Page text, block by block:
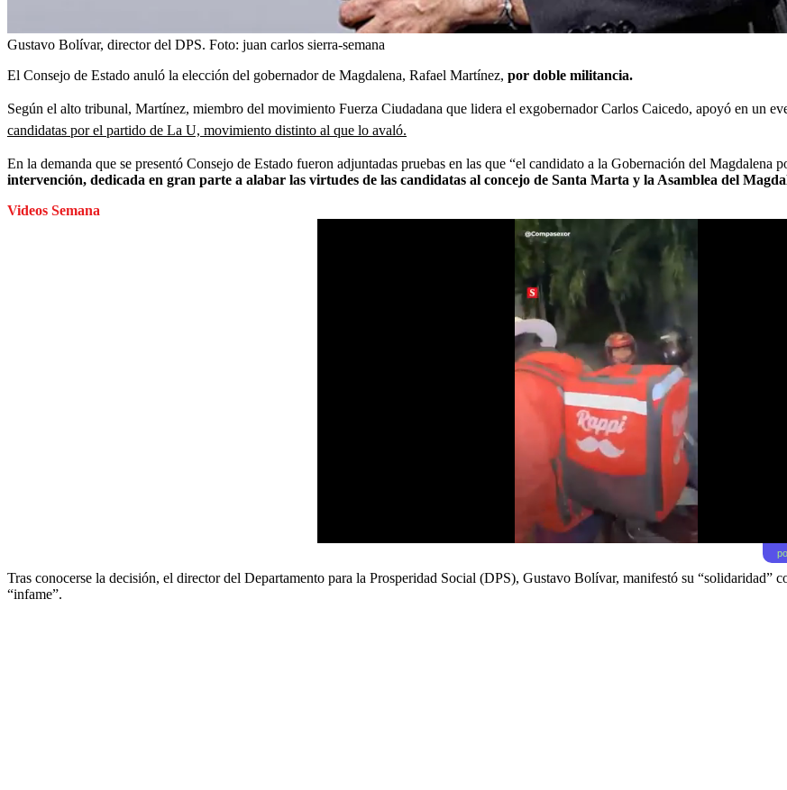
Gustavo Bolívar, director del DPS. Foto: juan carlos sierra-semana
El Consejo de Estado anuló la elección del gobernador de Magdalena, Rafael Martínez, por doble militancia.
Según el alto tribunal, Martínez, miembro del movimiento Fuerza Ciudadana que lidera el exgobernador Carlos Caicedo, apoyó en un
candidatas por el partido de La U, movimiento distinto al que lo avaló.
En la demanda que se presentó Consejo de Estado fueron adjuntadas pruebas en las que “el candidato a la Gobernación del Magdalena
intervención, dedicada en gran parte a alabar las virtudes de las candidatas al concejo de Santa Marta y la Asamblea del
Videos Semana
Tras conocerse la decisión, el director del Departamento para la Prosperidad Social (DPS), Gustavo Bolívar, manifestó su “solidaridad”
“infame”.